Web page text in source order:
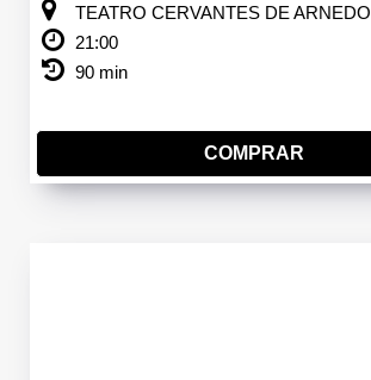
TEATRO CERVANTES DE ARNEDO
21:00
90 min
COMPRAR